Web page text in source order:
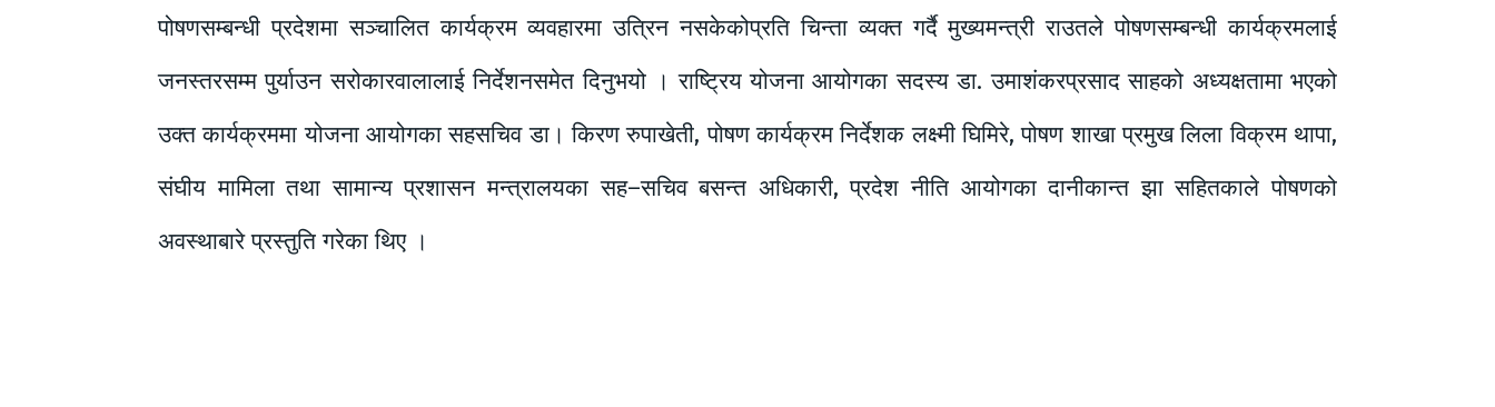
पोषणसम्बन्धी प्रदेशमा सञ्चालित कार्यक्रम व्यवहारमा उत्रिन नसकेकोप्रति चिन्ता व्यक्त गर्दै मुख्यमन्त्री राउतले पोषणसम्बन्धी कार्यक्रमलाई
जनस्तरसम्म पुर्याउन सरोकारवालालाई निर्देशनसमेत दिनुभयो । राष्ट्रिय योजना आयोगका सदस्य डा. उमाशंकरप्रसाद साहको अध्यक्षतामा भएको
उक्त कार्यक्रममा योजना आयोगका सहसचिव डा। किरण रुपाखेती, पोषण कार्यक्रम निर्देशक लक्ष्मी घिमिरे, पोषण शाखा प्रमुख लिला विक्रम थापा,
संघीय मामिला तथा सामान्य प्रशासन मन्त्रालयका सह–सचिव बसन्त अधिकारी, प्रदेश नीति आयोगका दानीकान्त झा सहितकाले पोषणको
अवस्थाबारे प्रस्तुति गरेका थिए ।